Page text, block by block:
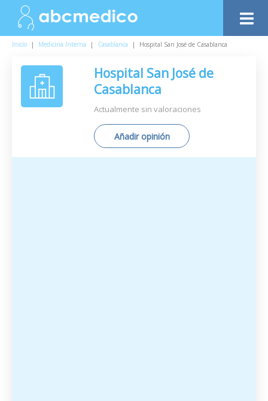
Inicio | Medicina Interna | Casablanca | Hospital San José de Casablanca
Hospital San José de
Casablanca
Actualmente sin valoraciones
Añadir opinión